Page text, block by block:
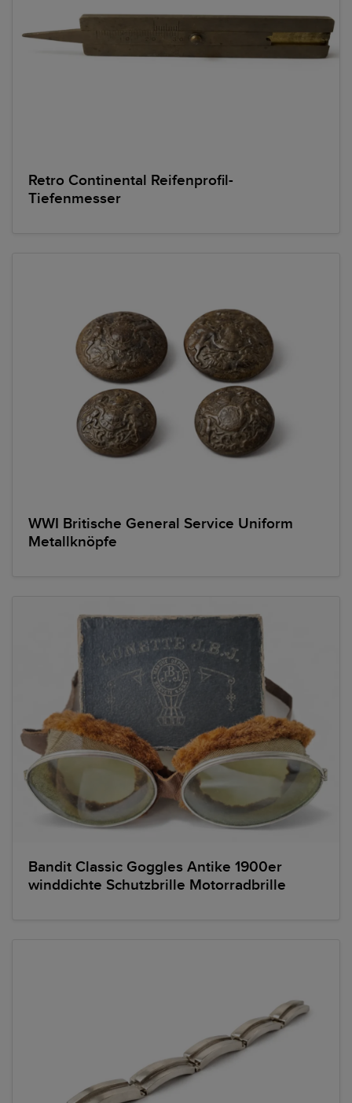
Retro Continental Reifenprofil-
Tiefenmesser
WWI Britische General Service Uniform
Metallknöpfe
Bandit Classic Goggles Antike 1900er
winddichte Schutzbrille Motorradbrille